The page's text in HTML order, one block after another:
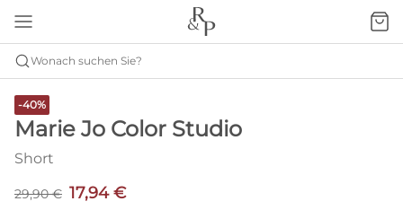
Wonach suchen Sie?
-40%
Marie Jo Color Studio
Short
29,90 € 17,94 €